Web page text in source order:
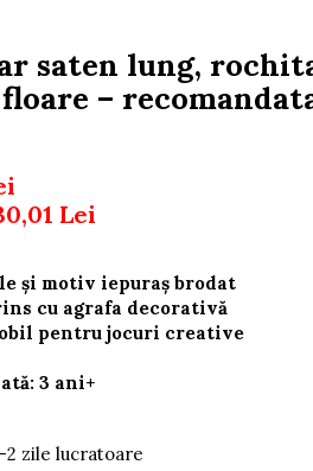
saten lung,
–
Lei
și motiv iepuraș brodat
cu agrafa decorativă
pentru jocuri creative
3 ani+
2 zile lucratoare